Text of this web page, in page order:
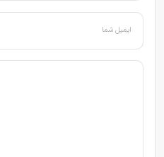
ایمیل شما